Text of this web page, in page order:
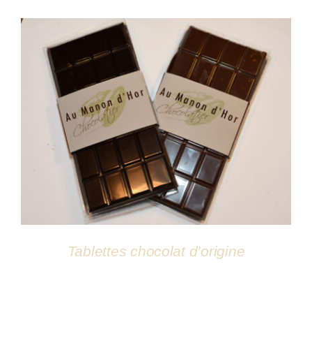
Atelier
DÉTAILS
Tablettes chocolat d’origine